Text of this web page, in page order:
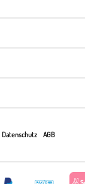
Datenschutz AGB